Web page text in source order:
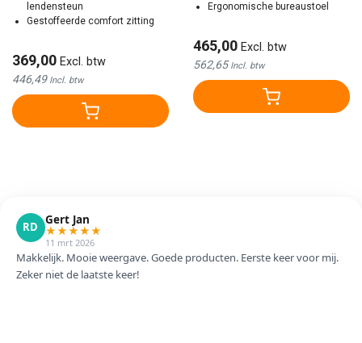
lendensteun
Gestoffeerde comfort zitting
369,00 Excl. btw
446,49 Incl. btw
Ergonomische bureaustoel
465,00 Excl. btw
562,65Incl. btw
RD
Gert Jan
★★★★★
11 mrt 2026
Makkelijk. Mooie weergave. Goede producten. Eerste keer voor mij.
Zeker niet de laatste keer!